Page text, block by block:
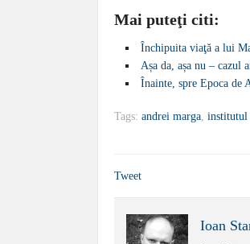
Mai puteţi citi:
Închipuita viaţă a lui
Așa da, așa nu – cazul
Înainte, spre Epoca
Tags: andrei marga, institutul
Tweet
Ioan